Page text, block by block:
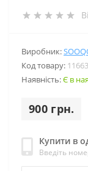
Виробник:
Код товару: 11663
Наявність:Є в
900 грн.
Купити в
Введіть